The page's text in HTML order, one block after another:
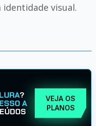
visual.
?
A
VEJA OS
PLANOS